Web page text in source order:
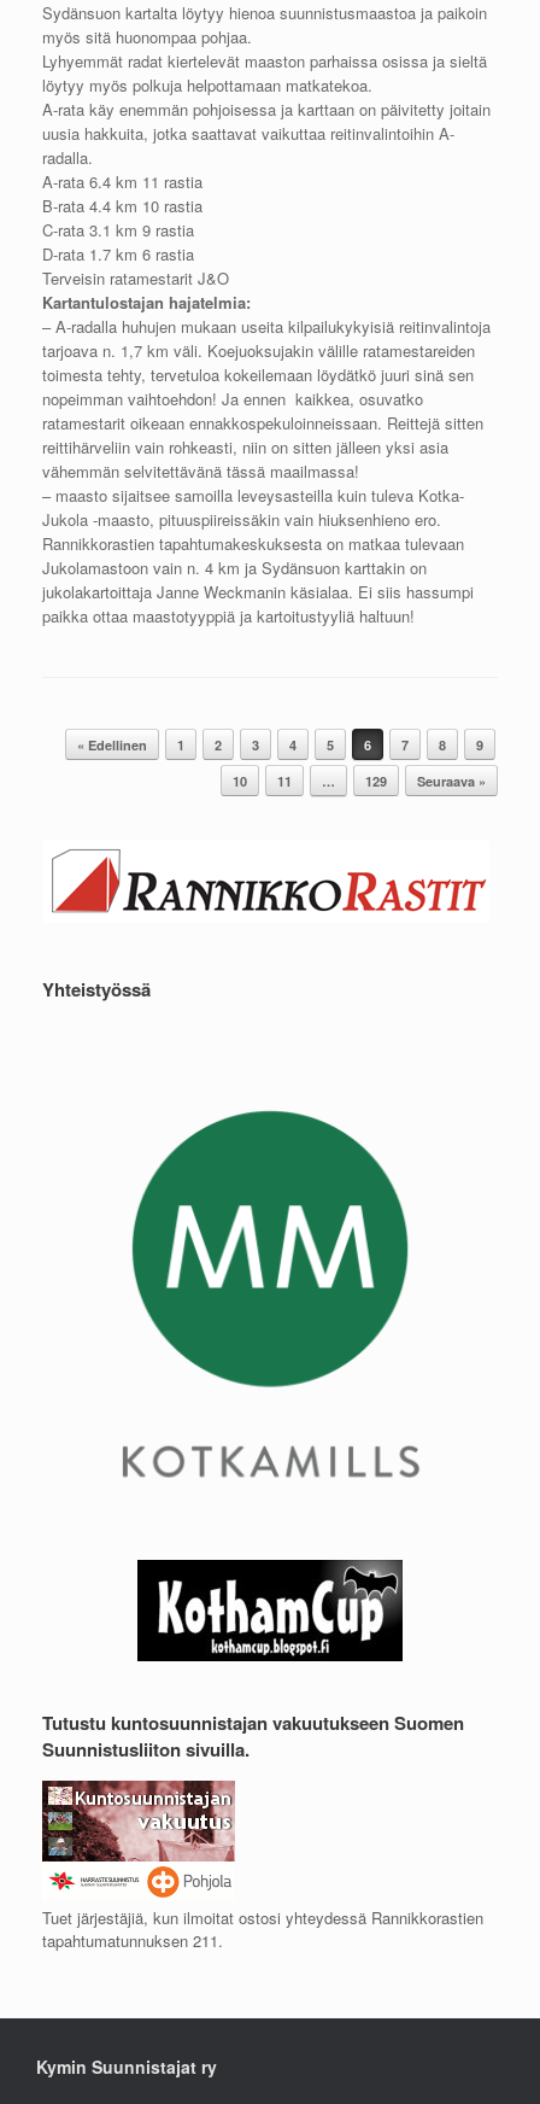
Sydänsuon kartalta löytyy hienoa suunnistusmaastoa ja paikoin
myös sitä huonompaa pohjaa.
Lyhyemmät radat kiertelevät maaston parhaissa osissa ja sieltä
löytyy myös polkuja helpottamaan matkatekoa.
A-rata käy enemmän pohjoisessa ja karttaan on päivitetty joitain
uusia hakkuita, jotka saattavat vaikuttaa reitinvalintoihin A-
radalla.
A-rata 6.4 km 11 rastia
B-rata 4.4 km 10 rastia
C-rata 3.1 km 9 rastia
D-rata 1.7 km 6 rastia
Terveisin ratamestarit J&O
Kartantulostajan hajatelmia:
– A-radalla huhujen mukaan useita kilpailukykyisiä reitinvalintoja
tarjoava n. 1,7 km väli. Koejuoksujakin välille ratamestareiden
toimesta tehty, tervetuloa kokeilemaan löydätkö juuri sinä sen
nopeimman vaihtoehdon! Ja ennen kaikkea, osuvatko
ratamestarit oikeaan ennakkospekuloinneissaan. Reittejä sitten
reittihärveliin vain rohkeasti, niin on sitten jälleen yksi asia
vähemmän selvitettävänä tässä maailmassa!
– maasto sijaitsee samoilla leveysasteilla kuin tuleva Kotka-
Jukola -maasto, pituuspiireissäkin vain hiuksenhieno ero.
Rannikkorastien tapahtumakeskuksesta on matkaa tulevaan
Jukolamastoon vain n. 4 km ja Sydänsuon karttakin on
jukolakartoittaja Janne Weckmanin käsialaa. Ei siis hassumpi
paikka ottaa maastotyyppiä ja kartoitustyyliä haltuun!
Post navigation
« Edellinen 1 2 3 4 5 6 7 8
9
10
11 … 129 Seuraava »
Yhteistyössä
Tutustu kuntosuunnistajan vakuutukseen Suomen
Suunnistusliiton sivuilla.
Tuet järjestäjiä, kun ilmoitat ostosi yhteydessä Rannikkorastien
tapahtumatunnuksen 211.
Kymin Suunnistajat ry